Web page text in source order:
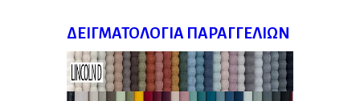
ΔΕΙΓΜΑΤΟΛΌΓΙΑ ΠΑΡΑΓΓΕΛΙΏΝ